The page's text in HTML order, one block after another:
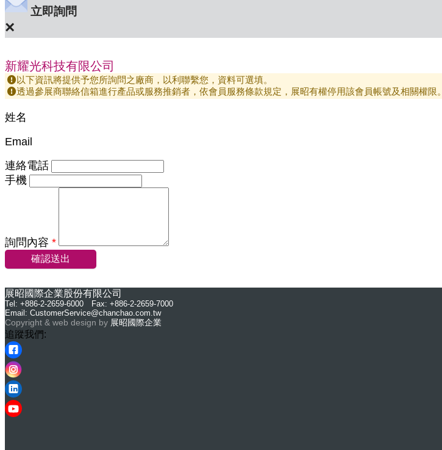
立即詢問
×
新耀光科技有限公司
以下資訊將提供予您所詢問之廠商，以利聯繫您，資料可選填。
透過參展商聯絡信箱進行產品或服務推銷者，依會員服務條款規定，展昭有權停用該會員帳號及相關權限。
姓名
Email
連絡電話
手機
詢問內容 *
確認送出
展昭國際企業股份有限公司
Tel: +886-2-2659-6000 Fax: +886-2-2659-7000
Email: CustomerService@chanchao.com.tw
Copyright & web design by 展昭國際企業
追蹤我們: